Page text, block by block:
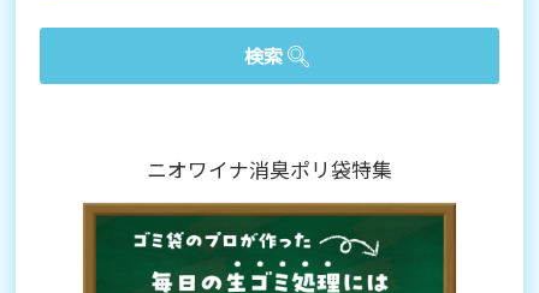
ニオワイナ消臭ポリ袋特集